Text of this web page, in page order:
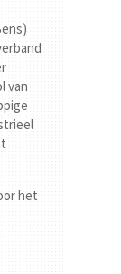
van
het